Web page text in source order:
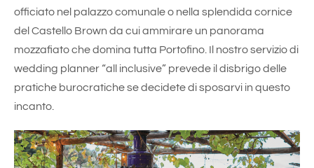
officiato nel palazzo comunale o nella splendida cornice
del Castello Brown da cui ammirare un panorama
mozzafiato che domina tutta Portofino. Il nostro servizio di
wedding planner “all inclusive” prevede il disbrigo delle
pratiche burocratiche se decidete di sposarvi in questo
incanto.